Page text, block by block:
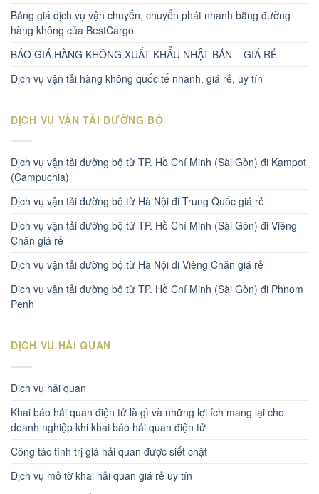
Bảng giá dịch vụ vận chuyển, chuyển phát nhanh bằng đường
hàng không của BestCargo
BÁO GIÁ HÀNG KHÔNG XUẤT KHẨU NHẬT BẢN – GIÁ RẺ
Dịch vụ vận tải hàng không quốc tế nhanh, giá rẻ, uy tín
DỊCH VỤ VẬN TẢI ĐƯỜNG BỘ
Dịch vụ vận tải đường bộ từ TP. Hồ Chí Minh (Sài Gòn) đi Kampot
(Campuchia)
Dịch vụ vận tải đường bộ từ Hà Nội đi Trung Quốc giá rẻ
Dịch vụ vận tải đường bộ từ TP. Hồ Chí Minh (Sài Gòn) đi Viêng
Chăn giá rẻ
Dịch vụ vận tải đường bộ từ Hà Nội đi Viêng Chăn giá rẻ
Dịch vụ vận tải đường bộ từ TP. Hồ Chí Minh (Sài Gòn) đi Phnom
Penh
DỊCH VỤ HẢI QUAN
Dịch vụ hải quan
Khai báo hải quan điện tử là gì và những lợi ích mang lại cho
doanh nghiệp khi khai báo hải quan điện tử
Công tác tính trị giá hải quan được siết chặt
Dịch vụ mở tờ khai hải quan giá rẻ uy tín